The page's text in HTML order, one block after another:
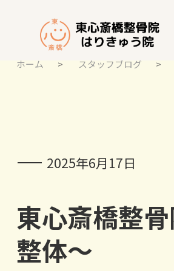
ホーム > スタッフブログ >
2025年6月17日
東心斎橋整
整体～